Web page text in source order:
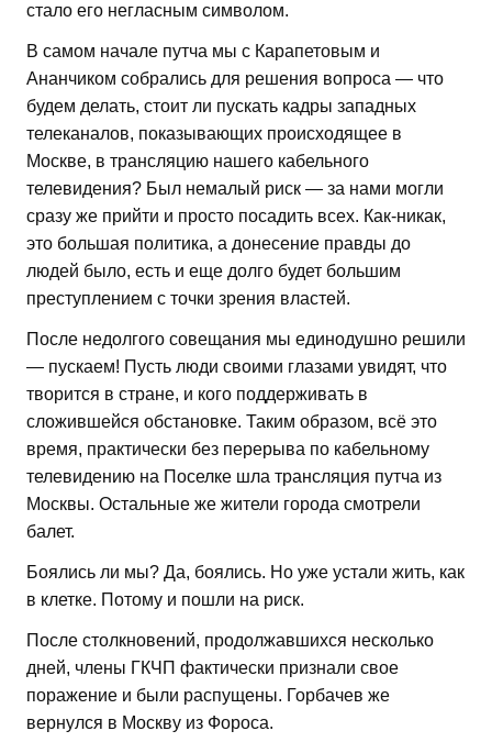
стало его негласным символом.
В самом начале путча мы с Карапетовым и
Ананчиком собрались для решения вопроса — что
будем делать, стоит ли пускать кадры западных
телеканалов, показывающих происходящее в
Москве, в трансляцию нашего кабельного
телевидения? Был немалый риск — за нами могли
сразу же прийти и просто посадить всех. Как-никак,
это большая политика, а донесение правды до
людей было, есть и еще долго будет большим
преступлением с точки зрения властей.
После недолгого совещания мы единодушно решили
— пускаем! Пусть люди своими глазами увидят, что
творится в стране, и кого поддерживать в
сложившейся обстановке. Таким образом, всё это
время, практически без перерыва по кабельному
телевидению на Поселке шла трансляция путча из
Москвы. Остальные же жители города смотрели
балет.
Боялись ли мы? Да, боялись. Но уже устали жить, как
в клетке. Потому и пошли на риск.
После столкновений, продолжавшихся несколько
дней, члены ГКЧП фактически признали свое
поражение и были распущены. Горбачев же
вернулся в Москву из Фороса.